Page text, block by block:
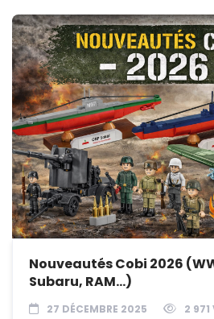
Nouveautés Cobi 2026
Subaru, RAM…)
27 DÉCEMBRE 2025 2 971